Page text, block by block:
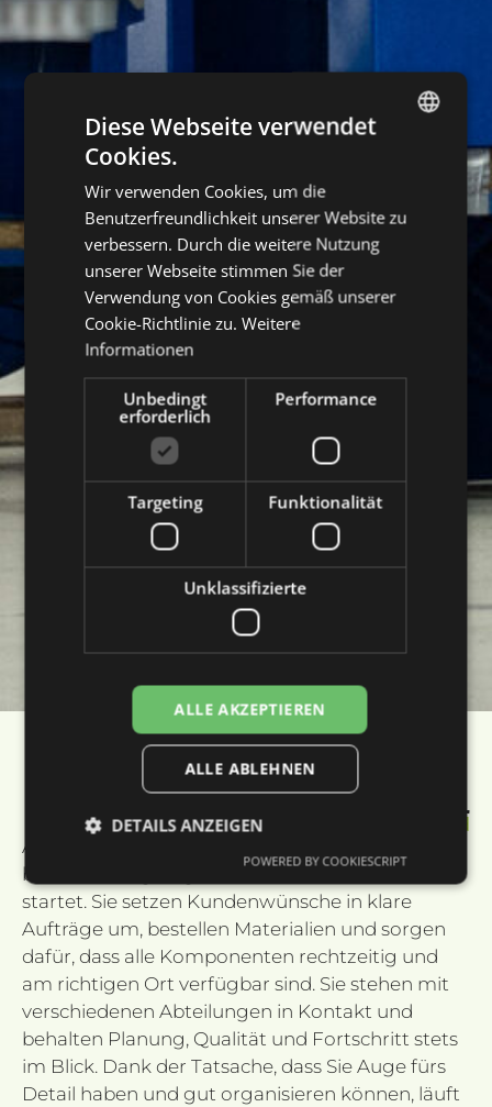
Arbeitsvorbereiter
Gute Vorbereitung macht einen Unterschied
Als Arbeitsvorbereiter stellen Sie sicher, dass alles
bis ins Detail geregelt ist, bevor die Produktion
startet. Sie setzen Kundenwünsche in klare
Aufträge um, bestellen Materialien und sorgen
dafür, dass alle Komponenten rechtzeitig und
am richtigen Ort verfügbar sind. Sie stehen mit
verschiedenen Abteilungen in Kontakt und
behalten Planung, Qualität und Fortschritt stets
im Blick. Dank der Tatsache, dass Sie Auge fürs
Detail haben und gut organisieren können, läuft
Diese Webseite verwendet
Cookies.
Wir verwenden Cookies, um die
Benutzerfreundlichkeit unserer Website zu
verbessern. Durch die weitere Nutzung
unserer Webseite stimmen Sie der
Verwendung von Cookies gemäß unserer
Cookie-Richtlinie zu. Weitere
Informationen
Unbedingt
erforderlich
Performance
Targeting Funktionalität
Unklassifizierte
ALLE AKZEPTIEREN
ALLE ABLEHNEN
DETAILS ANZEIGEN
Unbedingt erforderlich
Performance
Targeting
Unbedingt erforderliche Cookies ermöglichen
wesentliche Kernfunktionen der Website wie die
Benutzeranmeldung und die Kontoverwaltung.
Ohne die unbedingt erforderlichen Cookies kann
die Website nicht ordnungsgemäß verwendet
werden.
POWERED BY COOKIESCRIPT